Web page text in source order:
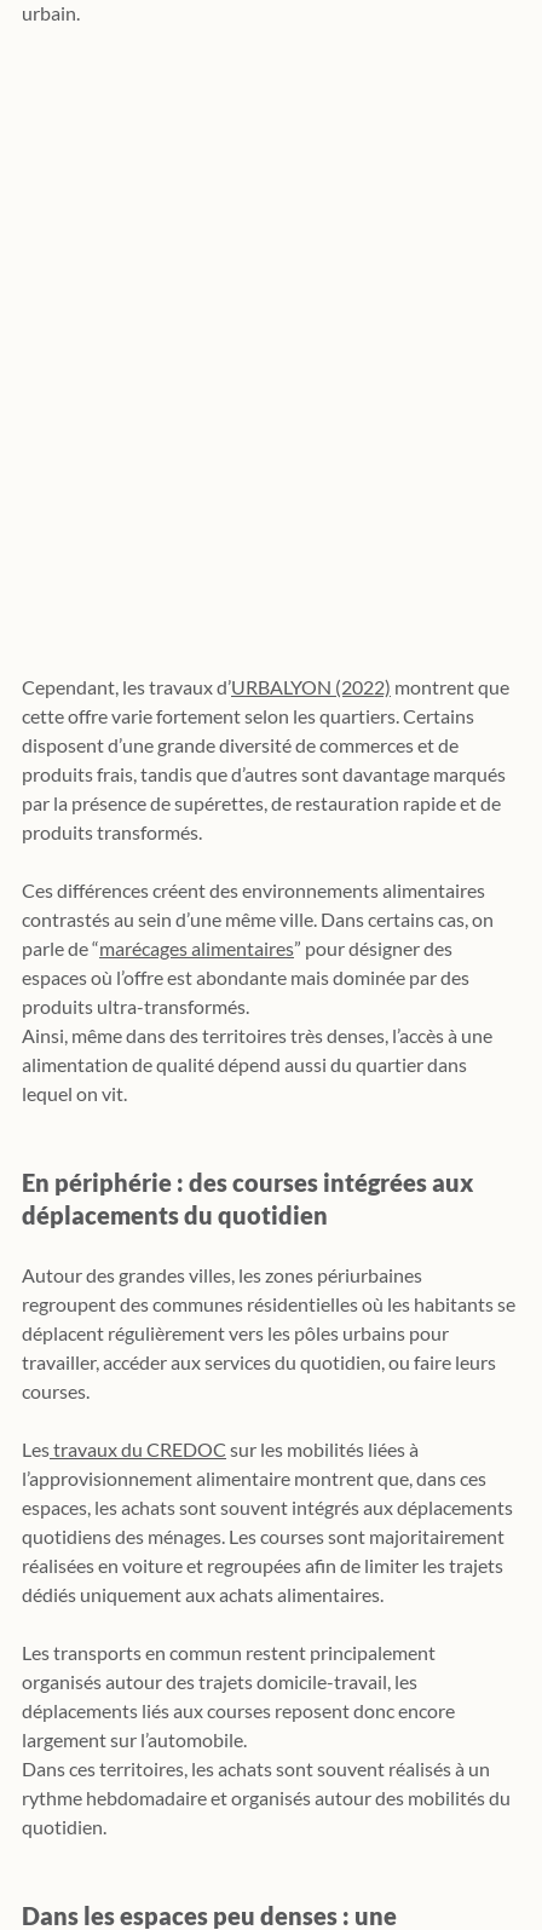
urbain.
Cependant, les travaux d’URBALYON (2022) montrent que
cette offre varie fortement selon les quartiers. Certains
disposent d’une grande diversité de commerces et de
produits frais, tandis que d’autres sont davantage marqués
par la présence de supérettes, de restauration rapide et de
produits transformés.
Ces différences créent des environnements alimentaires
contrastés au sein d’une même ville. Dans certains cas, on
parle de “marécages alimentaires” pour désigner des
espaces où l’offre est abondante mais dominée par des
produits ultra-transformés.
Ainsi, même dans des territoires très denses, l’accès à une
alimentation de qualité dépend aussi du quartier dans
lequel on vit.
En périphérie : des courses intégrées aux
déplacements du quotidien
Autour des grandes villes, les zones périurbaines
regroupent des communes résidentielles où les habitants se
déplacent régulièrement vers les pôles urbains pour
travailler, accéder aux services du quotidien, ou faire leurs
courses.
Les travaux du CREDOC sur les mobilités liées à
l’approvisionnement alimentaire montrent que, dans ces
espaces, les achats sont souvent intégrés aux déplacements
quotidiens des ménages. Les courses sont majoritairement
réalisées en voiture et regroupées afin de limiter les trajets
dédiés uniquement aux achats alimentaires.
Les transports en commun restent principalement
organisés autour des trajets domicile-travail, les
déplacements liés aux courses reposent donc encore
largement sur l’automobile.
Dans ces territoires, les achats sont souvent réalisés à un
rythme hebdomadaire et organisés autour des mobilités du
quotidien.
Dans les espaces peu denses : une